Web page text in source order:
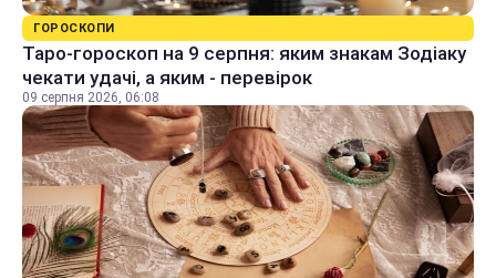
ГОРОСКОПИ
Таро-гороскоп на 9 серпня: яким знакам Зодіаку
чекати удачі, а яким - перевірок
09 серпня 2026, 06:08